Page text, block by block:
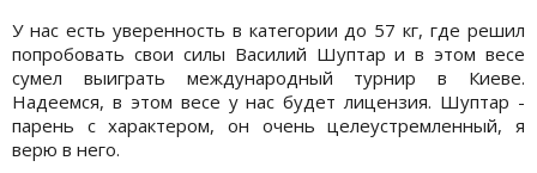
У нас есть уверенность в категории до 57 кг, где решил
попробовать свои силы Василий Шуптар и в этом весе
сумел выиграть международный турнир в Киеве.
Надеемся, в этом весе у нас будет лицензия. Шуптар -
парень с характером, он очень целеустремленный, я
верю в него.